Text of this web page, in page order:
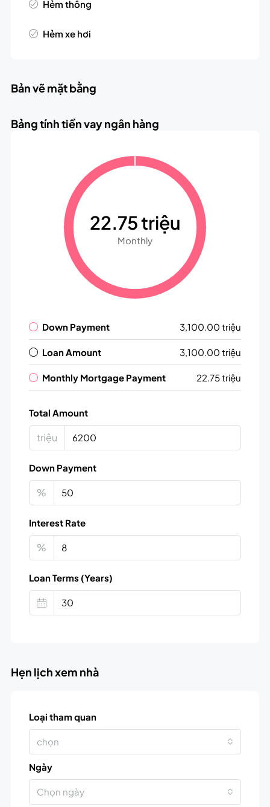
Hẻm thông
Hẻm xe hơi
Bản vẽ mặt bằng
Bảng tính tiền vay ngân hàng
22.75 triệu
Monthly
Down Payment 3,100.00 triệu
Loan Amount 3,100.00 triệu
Monthly Mortgage Payment 22.75 triệu
Total Amount
triệu
Down Payment
%
Interest Rate
%
Loan Terms (Years)
Hẹn lịch xem nhà
Loại tham quan
chọn
Ngày
Chọn ngày